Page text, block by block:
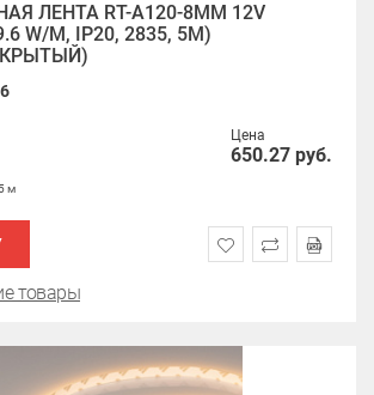
ЛЕНТА RT-A120-8MM 12V
W/M, IP20, 2835, 5M)
Цена
650.27 руб.
м
товары